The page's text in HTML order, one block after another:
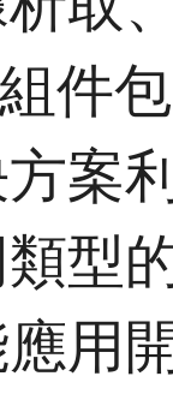
件
案
型
用